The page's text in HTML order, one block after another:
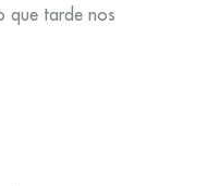
que tarde nos